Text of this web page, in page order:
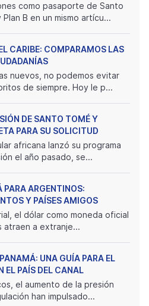
como pasaporte de Santo
B en un mismo artícu...
CARIBE: COMPARAMOS LAS
nuevos, no podemos evitar
de siempre. Hoy le p...
DE SANTO TOMÉ Y
PARA SU SOLICITUD
africana lanzó su programa
el año pasado, se...
PARA ARGENTINOS:
Y PAÍSES AMIGOS
el dólar como moneda oficial
atraen a extranje...
UNA GUÍA PARA EL
EL PAÍS DEL CANAL
el aumento de la presión
han impulsado...